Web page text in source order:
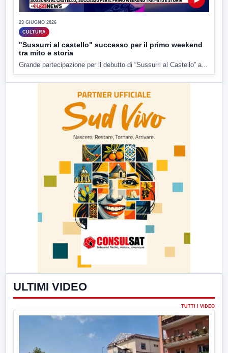
23 GIUGNO 2026
CULTURA
"Sussurri al castello" successo per il primo weekend
tra mito e storia
Grande partecipazione per il debutto di “Sussurri al Castello” a...
ULTIMI VIDEO
TUTTI I VIDEO